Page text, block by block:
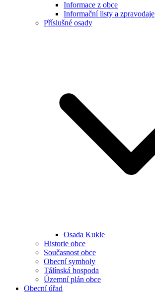
Informace z obce
Informační listy a zpravodaje
Příslušné osady
Osada Kukle
Historie obce
Současnost obce
Obecní symboly
Tálínská hospoda
Územní plán obce
Obecní úřad